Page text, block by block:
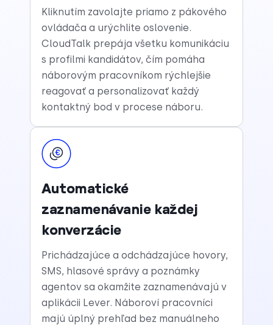
Kliknutím zavolajte priamo z pákového
ovládača a urýchlite oslovenie.
CloudTalk prepája všetku komunikáciu
s profilmi kandidátov, čím pomáha
náborovým pracovníkom rýchlejšie
reagovať a personalizovať každý
kontaktný bod v procese náboru.
Automatické
zaznamenávanie každej
konverzácie
Prichádzajúce a odchádzajúce hovory,
SMS, hlasové správy a poznámky
agentov sa okamžite zaznamenávajú v
aplikácii Lever. Náboroví pracovníci
majú úplný prehľad bez manuálneho